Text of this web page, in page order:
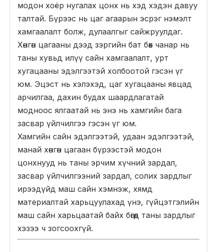
модон хоёр нугалах цонх нь хэд хэдэн давуу
талтай. Бүрээс нь цаг агаарын эсрэг нэмэлт
хамгаалалт болж, дулаалгыг сайжруулдаг.
Хөнгөн цагааны дээд зэргийн бат бөх чанар нь
таны хувьд илүү сайн хамгаалалт, урт
хугацааны эдэлгээтэй холбоотой гэсэн үг
юм. Эцэст нь хэлэхэд, цаг хугацааны явцад
арчилгаа, дахин будах шаардлагатай
модноос ялгаатай нь энэ нь хамгийн бага
засвар үйлчилгээ гэсэн үг юм.
Хамгийн сайн эдэлгээтэй, удаан эдэлгээтэй,
манай хөнгөн цагаан бүрээстэй модон
цонхнууд нь таны эрчим хүчний зардал,
засвар үйлчилгээний зардал, солих зардлыг
ирээдүйд маш сайн хэмнэж, хямд
материалтай харьцуулахад үнэ, гүйцэтгэлийн
маш сайн харьцаатай байх бөгөөд таны зардлыг
хэзээ ч зогсоохгүй.